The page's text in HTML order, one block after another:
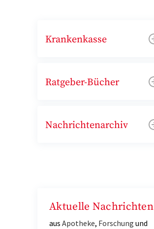
Krankenkasse
Ratgeber-Bücher
Nachrichtenarchiv
Aktuelle Nachrichten
aus Apotheke, Forschung und